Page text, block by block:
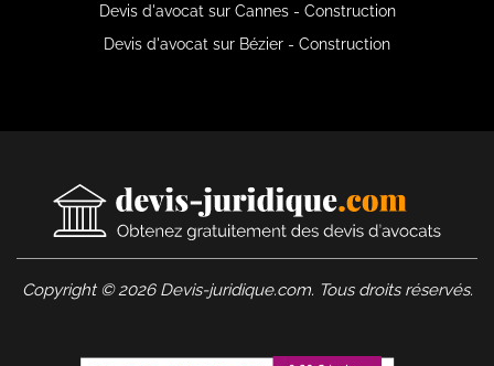
Devis d'avocat sur Cannes - Construction
Devis d'avocat sur Bézier - Construction
Copyright © 2026 Devis-juridique.com. Tous droits réservés.